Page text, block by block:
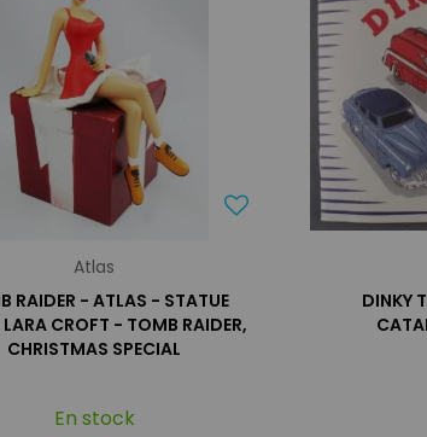
Atlas
RAIDER - ATLAS - STATUE
CROFT - TOMB RAIDER,
CHRISTMAS SPECIAL
En stock
DINKY